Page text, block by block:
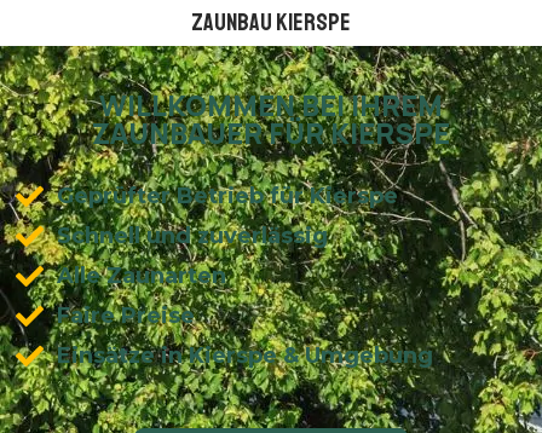
Zaunbau Kierspe
WILLKOMMEN BEI IHREM
ZAUNBAUER FÜR KIERSPE
Geprüfter Betrieb für Kierspe
Schnell und zuverlässig
Alle Zaunarten
Faire Preise
Einsätze in Kierspe & Umgebung